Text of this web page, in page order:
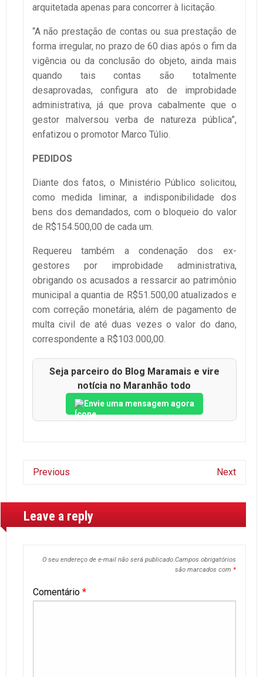
arquitetada apenas para concorrer à licitação.
“A não prestação de contas ou sua prestação de
forma irregular, no prazo de 60 dias após o fim da
vigência ou da conclusão do objeto, ainda mais
quando tais contas são totalmente
desaprovadas, configura ato de improbidade
administrativa, já que prova cabalmente que o
gestor malversou verba de natureza pública”,
enfatizou o promotor Marco Túlio.
PEDIDOS
Diante dos fatos, o Ministério Público solicitou,
como medida liminar, a indisponibilidade dos
bens dos demandados, com o bloqueio do valor
de R$154.500,00 de cada um.
Requereu também a condenação dos ex-
gestores por improbidade administrativa,
obrigando os acusados a ressarcir ao patrimônio
municipal a quantia de R$51.500,00 atualizados e
com correção monetária, além de pagamento de
multa civil de até duas vezes o valor do dano,
correspondente a R$103.000,00.
Seja parceiro do Blog Maramais e vire
notícia no Maranhão todo
Envie uma mensagem agora
Previous Next
Leave a reply
O seu endereço de e-mail não será publicado.Campos obrigatórios
são marcados com *
Comentário *